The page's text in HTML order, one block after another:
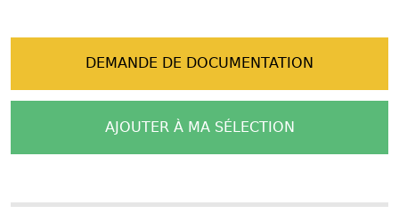
DEMANDE DE DOCUMENTATION
AJOUTER À MA SÉLECTION